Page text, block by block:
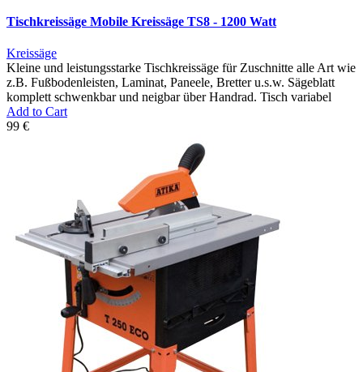
Tischkreissäge Mobile Kreissäge TS8 - 1200 Watt
Kreissäge
Kleine und leistungsstarke Tischkreissäge für Zuschnitte alle Art wie
z.B. Fußbodenleisten, Laminat, Paneele, Bretter u.s.w. Sägeblatt
komplett schwenkbar und neigbar über Handrad. Tisch variabel
Add to Cart
99 €